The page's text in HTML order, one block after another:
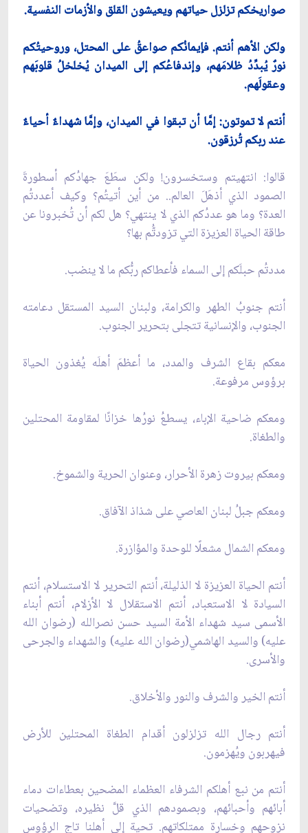
صواريخكم تزلزل حياتهم ويعيشون القلق والأزمات النفسية.
ولكن الأهم أنتم. فإيمانُكم صواعقُ على المحتل، وروحيتُكم
نورٌ يُبدِّدُ ظلامَهم، وإندفاعُكم إلى الميدان يُخلخلُ قلوبَهم
وعقولَهم.
أنتم لا تموتون: إمَّا أن تبقوا في الميدان، وإمَّا شهداءٌ أحياءٌ
عند ربكم تُرزقون.
قالوا: انتهيتم وستخسرون! ولكن سطَعَ جهادُكم أسطورةَ
الصمود الذي أذهَلَ العالم.. من أين أتيتُم؟ وكيف أعددتُم
العدة؟ وما هو عددُكم الذي لا ينتهي؟ هل لكم أن تُخبرونا عن
طاقة الحياة العزيزة التي تزودتُّم بها؟
مددتُم حبلَكم إلى السماء فأعطاكم ربُّكم ما لا ينضب.
أنتم جنوبُ الطهر والكرامة، ولبنان السيد المستقل دعامته
الجنوب، والإنسانية تتجلى بتحرير الجنوب.
معكم بقاع الشرف والمدد، ما أعظمَ أهلَه يُغذون الحياة
برؤوس مرفوعة.
ومعكم ضاحية الإباء، يسطعُ نورُها خزانًا لمقاومة المحتلين
والطغاة.
ومعكم بيروت زهرة الأحرار، وعنوان الحرية والشموخ.
ومعكم جبلُ لبنان العاصي على شذاذ الآفاق.
ومعكم الشمال مشعلًا للوحدة والمؤازرة.
أنتم الحياة العزيزة لا الذليلة، أنتم التحرير لا الاستسلام، أنتم
السيادة لا الاستعباد، أنتم الاستقلال لا الأزلام، أنتم أبناء
الأسمى سيد شهداء الأمة السيد حسن نصرالله (رضوان الله
عليه) والسيد الهاشمي(رضوان الله عليه) والشهداء والجرحى
والأسرى.
أنتم الخير والشرف والنور والأخلاق.
أنتم رجال الله تزلزلون أقدام الطغاة المحتلين للأرض
فيهربون ويُهزمون.
أنتم من نبع أهلكم الشرفاء العظماء المضحين بعطاءات دماء
أبائهم وأحبائهم، وبصمودهم الذي قلَّ نظيره، وتضحيات
نزوحهم وخسارة ممتلكاتهم. تحية إلى أهلنا تاجِ الرؤوس